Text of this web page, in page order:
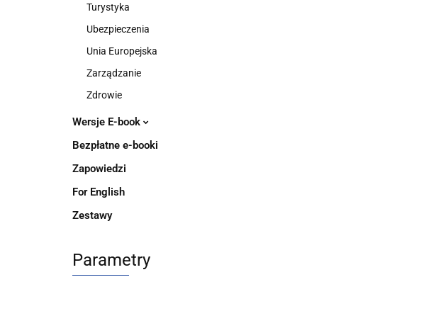
Turystyka
Ubezpieczenia
Unia Europejska
Zarządzanie
Zdrowie
Wersje E-book
Bezpłatne e-booki
Zapowiedzi
For English
Zestawy
Parametry